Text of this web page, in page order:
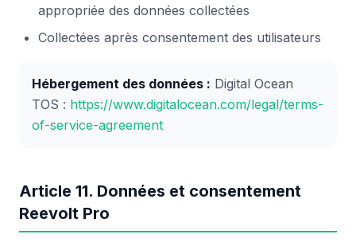
appropriée des données collectées
Collectées après consentement des utilisateurs
Hébergement des données : Digital Ocean
TOS : https://www.digitalocean.com/legal/terms-
of-service-agreement
Article 11. Données et consentement
Reevolt Pro